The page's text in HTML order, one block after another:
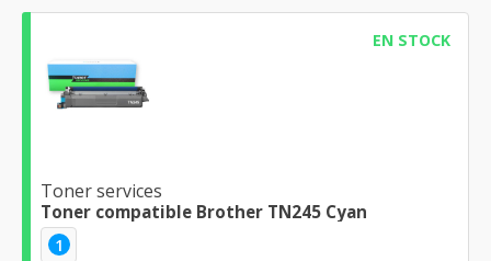
EN STOCK
Toner services
Toner compatible Brother TN245 Cyan
1